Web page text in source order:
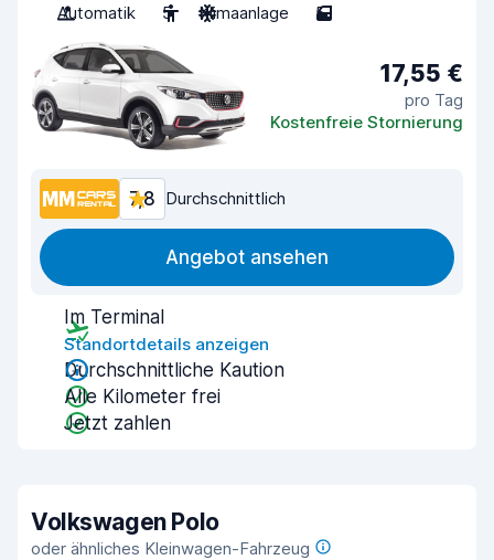
Automatik
5 Klimaanlage 5
17,55 €
pro Tag
Kostenfreie Stornierung
7,8 Durchschnittlich
Angebot ansehen
Im Terminal
Standortdetails anzeigen
Durchschnittliche Kaution
Alle Kilometer frei
Jetzt zahlen
Volkswagen Polo
oder ähnliches Kleinwagen-Fahrzeug